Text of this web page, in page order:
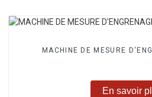
MACHINE DE MESURE
En savoir